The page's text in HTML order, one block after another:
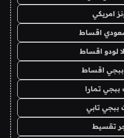
امريكي
سعودي اقساط
لودو اقساط
اقساط
تمارا
ببجي تابي
تقسيط